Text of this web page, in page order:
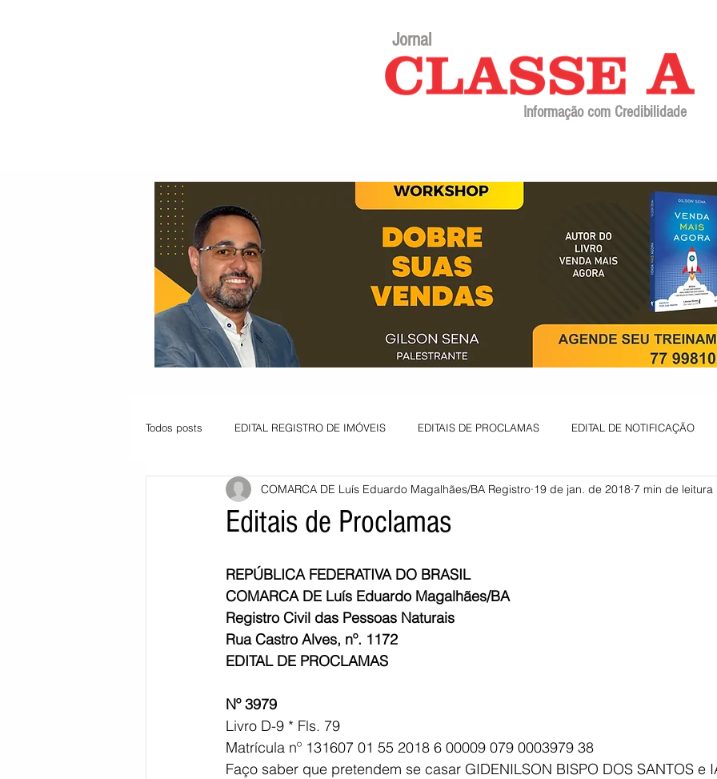
Jornal
Informação com Credibilidade
Todos posts EDITAL REGISTRO DE IMÓVEIS EDITAIS DE PROCLAMAS EDITAL DE NOTIFICAÇÃO
VAGA PARA JOVEM APRENDIZ EDITAL DE INTIMAÇÃO AVISO DE LEILÃO EDITAL DE
Pedido de renovação Vagas PCD LICENÇA DE OPERAÇÃO
EDUCAÇÃO SAÚDE AGRONEGÓCIO BRASIL CULTURA
Editais de Proclamas
COMARCA DE Luís Eduardo Magalhães/BA Registro 19 de jan. de 2018 7 min de leitura
REPÚBLICA FEDERATIVA DO BRASIL
COMARCA DE Luís Eduardo Magalhães/BA
Registro Civil das Pessoas Naturais
Rua Castro Alves, nº. 1172
EDITAL DE PROCLAMAS
Nº 3979
Livro D-9 * Fls. 79
Matrícula nº 131607 01 55 2018 6 00009 079 0003979 38
Faço saber que pretendem se casar GIDENILSON BISPO DOS SANTOS e